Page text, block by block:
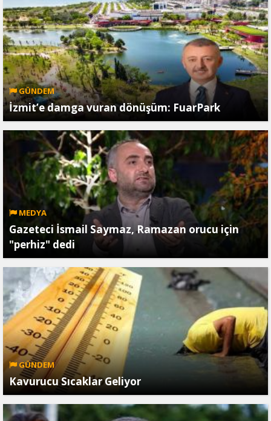
GÜNDEM
İzmit’e damga vuran dönüşüm: FuarPark
MEDYA
Gazeteci İsmail Saymaz, Ramazan orucu için
"perhiz" dedi
GÜNDEM
Kavurucu Sıcaklar Geliyor